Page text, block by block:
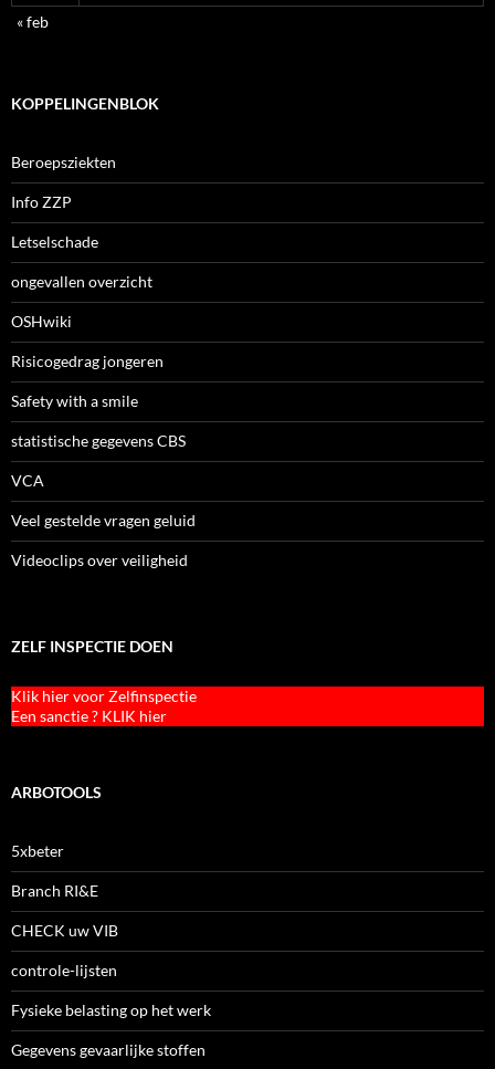
« feb
KOPPELINGENBLOK
Beroepsziekten
Info ZZP
Letselschade
ongevallen overzicht
OSHwiki
Risicogedrag jongeren
Safety with a smile
statistische gegevens CBS
VCA
Veel gestelde vragen geluid
Videoclips over veiligheid
ZELF INSPECTIE DOEN
Klik hier voor Zelfinspectie
Een sanctie ? KLIK hier
ARBOTOOLS
5xbeter
Branch RI&E
CHECK uw VIB
controle-lijsten
Fysieke belasting op het werk
Gegevens gevaarlijke stoffen